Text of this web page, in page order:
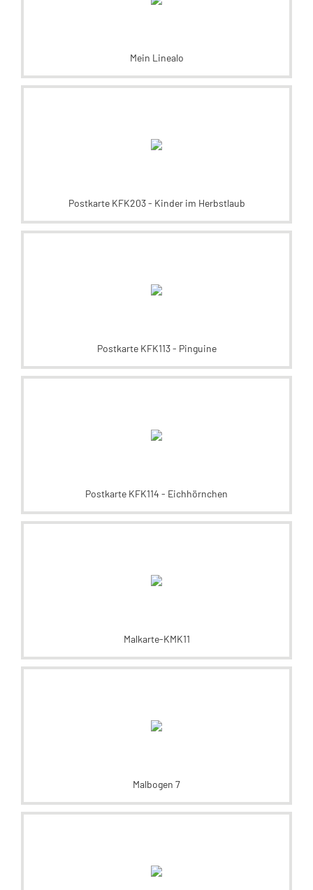
Mein Linealo
Postkarte KFK203 - Kinder im Herbstlaub
Postkarte KFK113 - Pinguine
Postkarte KFK114 - Eichhörnchen
Malkarte-KMK11
Malbogen 7